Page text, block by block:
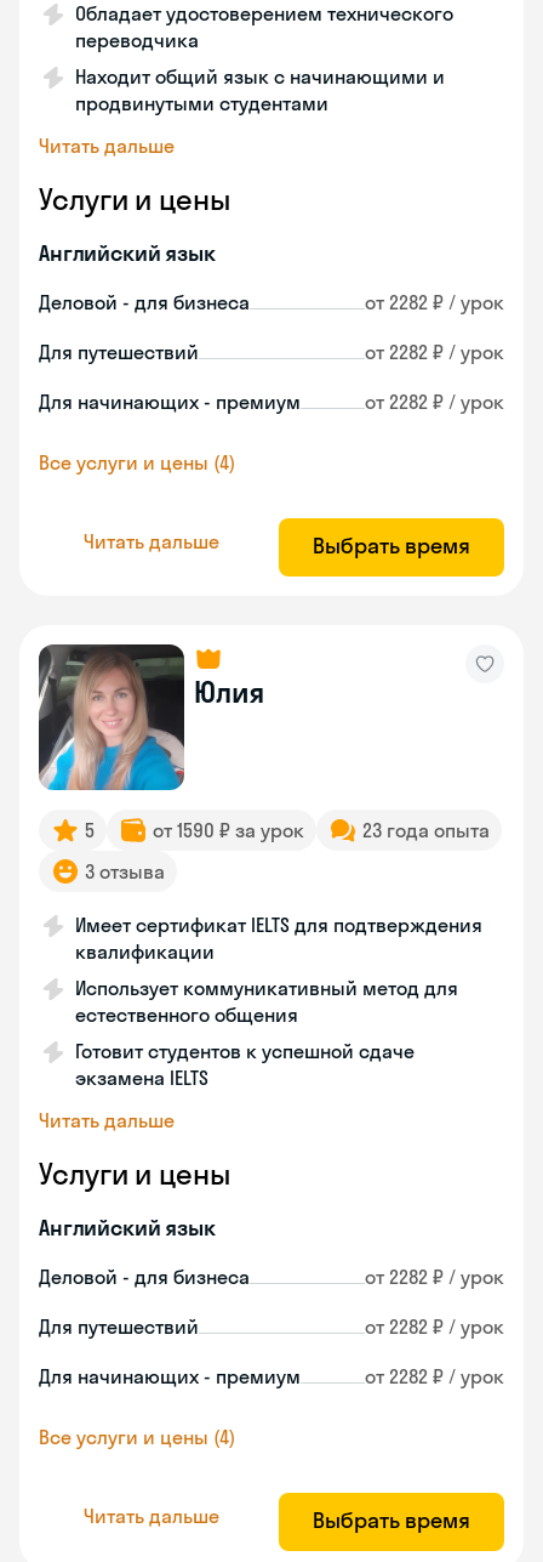
Обладает удостоверением технического
переводчика
Находит общий язык с начинающими и
продвинутыми студентами
Читать дальше
Услуги и цены
Английский язык
Деловой - для бизнеса от 2282 ₽ / урок
Для путешествий от 2282 ₽ / урок
Для начинающих - премиум от 2282 ₽ / урок
Все услуги и цены (4)
Читать дальше Выбрать время
Юлия
5 от 1590 ₽ за урок
23 года опыта
3 отзыва
Имеет сертификат IELTS для подтверждения
квалификации
Использует коммуникативный метод для
естественного общения
Готовит студентов к успешной сдаче
экзамена IELTS
Читать дальше
Услуги и цены
Английский язык
Деловой - для бизнеса от 2282 ₽ / урок
Для путешествий от 2282 ₽ / урок
Для начинающих - премиум от 2282 ₽ / урок
Все услуги и цены (4)
Читать дальше Выбрать время